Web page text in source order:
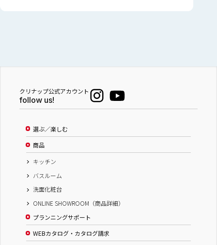
クリナップ公式アカウント
follow us!
選ぶ／楽しむ
商品
キッチン
バスルーム
洗面化粧台
ONLINE SHOWROOM（商品詳細）
プランニングサポート
WEBカタログ・カタログ請求